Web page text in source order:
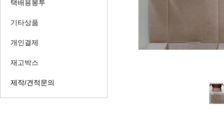
택배용봉투
기타상품
개인결제
재고박스
제작/견적문의